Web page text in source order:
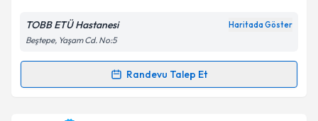
Metni
kapsamda işlenmesini kabul ediyorum.
Takvim Talebini Gönder
TOBB ETÜ Hastanesi Haritada Göster
Beştepe, Yaşam Cd. No:5
Randevu Talep Et
Randevu Takvimi Talebi